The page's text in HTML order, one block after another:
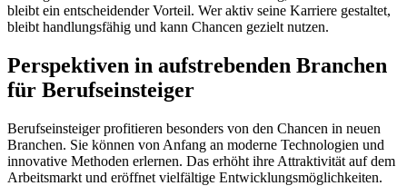
bleibt ein entscheidender Vorteil. Wer aktiv seine Karriere gestaltet,
bleibt handlungsfähig und kann Chancen gezielt nutzen.
Perspektiven in aufstrebenden Branchen
für Berufseinsteiger
Berufseinsteiger profitieren besonders von den Chancen in neuen
Branchen. Sie können von Anfang an moderne Technologien und
innovative Methoden erlernen. Das erhöht ihre Attraktivität auf dem
Arbeitsmarkt und eröffnet vielfältige Entwicklungsmöglichkeiten.